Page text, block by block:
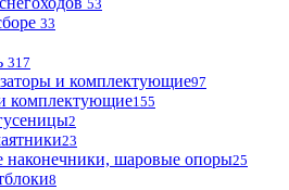
53
33
317
и комплектующие97
комплектующие155
2
23
наконечники, шаровые опоры25
8